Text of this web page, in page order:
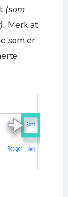
(som
Merk at
som er